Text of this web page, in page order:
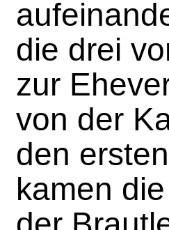
die drei
zur
von der
den
kamen